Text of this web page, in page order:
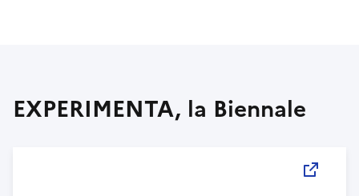
EXPERIMENTA, la Biennale